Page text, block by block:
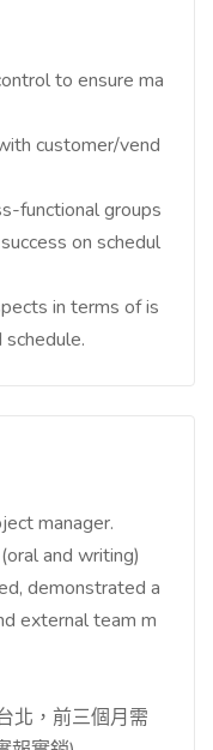
to ensure ma
customer/vend
functional groups
on schedul
in terms of is
schedule.
manager.
and writing)
demonstrated a
external team m
北，前三個月需